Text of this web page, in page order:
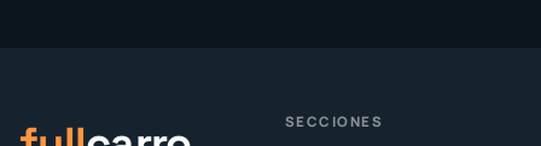
SECCIONES